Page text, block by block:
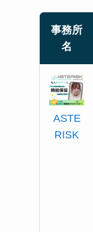
事務所
名
ASTE
RISK